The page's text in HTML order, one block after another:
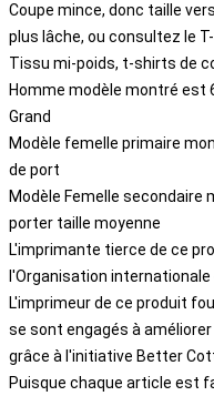
Coupe mince, donc taille
plus lâche, ou consultez le
Tissu mi-poids, t-shirts de
Homme modèle montré est
Grand
Modèle femelle primaire
de port
Modèle Femelle
porter taille moyenne
L'imprimante tierce de ce
l'Organisation internationale
L'imprimeur de ce produit
se sont engagés à
grâce à l'initiative Better
Puisque chaque article est